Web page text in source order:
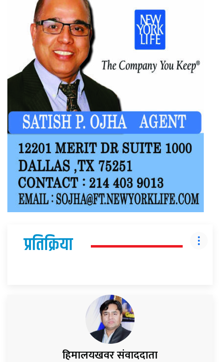
प्रतिक्रिया
हिमालयखवर संवाददाता